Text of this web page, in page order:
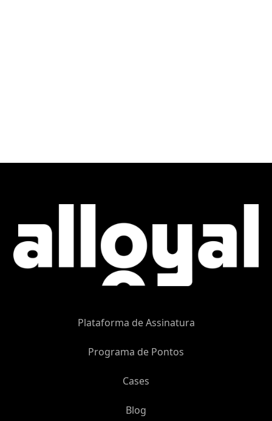
Plataforma de Assinatura
Programa de Pontos
Cases
Blog